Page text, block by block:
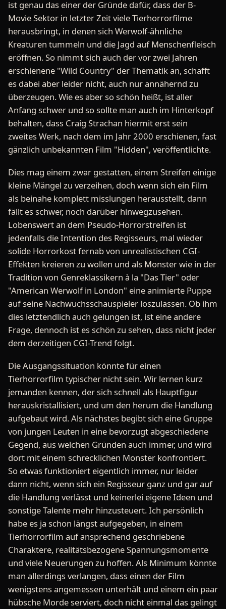
ist genau das einer der Gründe dafür, dass der B-
Movie Sektor in letzter Zeit viele Tierhorrorfilme
herausbringt, in denen sich Werwolf-ähnliche
Kreaturen tummeln und die Jagd auf Menschenfleisch
eröffnen. So nimmt sich auch der vor zwei Jahren
erschienene "Wild Country" der Thematik an, schafft
es dabei aber leider nicht, auch nur annähernd zu
überzeugen. Wie es aber so schön heißt, ist aller
Anfang schwer und so sollte man auch im Hinterkopf
behalten, dass Craig Strachan hiermit erst sein
zweites Werk, nach dem im Jahr 2000 erschienen, fast
gänzlich unbekannten Film "Hidden", veröffentlichte.
Dies mag einem zwar gestatten, einem Streifen einige
kleine Mängel zu verzeihen, doch wenn sich ein Film
als beinahe komplett misslungen herausstellt, dann
fällt es schwer, noch darüber hinwegzusehen.
Lobenswert an dem Pseudo-Horrorstreifen ist
jedenfalls die Intention des Regisseurs, mal wieder
solide Horrorkost fernab von unrealistischen CGI-
Effekten kreieren zu wollen und als Monster wie in der
Tradition von Genreklassikern à la "Das Tier" oder
"American Werwolf in London" eine animierte Puppe
auf seine Nachwuchsschauspieler loszulassen. Ob ihm
dies letztendlich auch gelungen ist, ist eine andere
Frage, dennoch ist es schön zu sehen, dass nicht jeder
dem derzeitigen CGI-Trend folgt.
Die Ausgangssituation könnte für einen
Tierhorrorfilm typischer nicht sein. Wir lernen kurz
jemanden kennen, der sich schnell als Hauptfigur
herauskristallisiert, und um den herum die Handlung
aufgebaut wird. Als nächstes begibt sich eine Gruppe
von jungen Leuten in eine bevorzugt abgeschiedene
Gegend, aus welchen Gründen auch immer, und wird
dort mit einem schrecklichen Monster konfrontiert.
So etwas funktioniert eigentlich immer, nur leider
dann nicht, wenn sich ein Regisseur ganz und gar auf
die Handlung verlässt und keinerlei eigene Ideen und
sonstige Talente mehr hinzusteuert. Ich persönlich
habe es ja schon längst aufgegeben, in einem
Tierhorrorfilm auf ansprechend geschriebene
Charaktere, realitätsbezogene Spannungsmomente
und viele Neuerungen zu hoffen. Als Minimum könnte
man allerdings verlangen, dass einen der Film
wenigstens angemessen unterhält und einem ein paar
hübsche Morde serviert, doch nicht einmal das gelingt